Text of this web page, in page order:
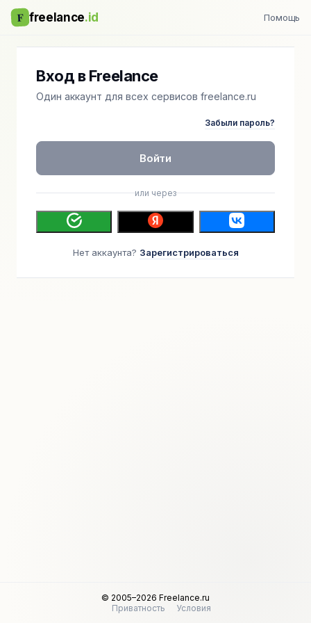
F freelance.id Помощь
Вход в Freelance
Один аккаунт для всех сервисов freelance.ru
Забыли пароль?
Войти
или через
Нет аккаунта? Зарегистрироваться
© 2005–2026 Freelance.ru
Приватность
Условия